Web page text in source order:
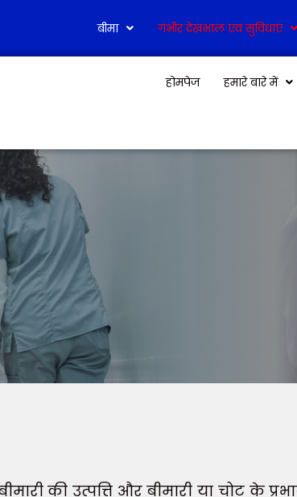
बीमा गंभीर देखभाल एवं सुविधाएं
होमपेज हमारे बारे में
की उत्पत्ति और बीमारी या चोट के